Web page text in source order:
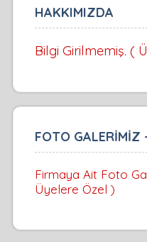
HAKKIMIZDA
Bilgi Girilmemiş. (
FOTO GALERİMİZ
Firmaya Ait Foto
Üyelere Özel )